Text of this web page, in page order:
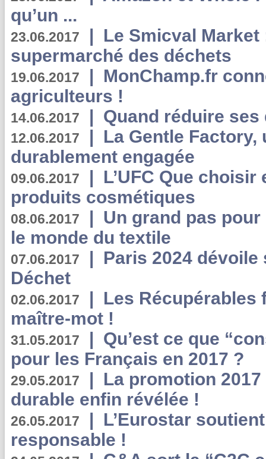
qu’un ...
23.06.2017 | Le Smicval
supermarché des déchets
19.06.2017 | MonChamp.fr
agriculteurs !
14.06.2017 | Quand réduire
12.06.2017 | La Gentle
durablement engagée
09.06.2017 | L’UFC Que
produits cosmétiques
08.06.2017 | Un grand pas
le monde du textile
07.06.2017 | Paris 2024
Déchet
02.06.2017 | Les Récupérables
maître-mot !
31.05.2017 | Qu’est ce que
pour les Français en 2017 ?
29.05.2017 | La promotion
durable enfin révélée !
26.05.2017 | L’Eurostar
responsable !